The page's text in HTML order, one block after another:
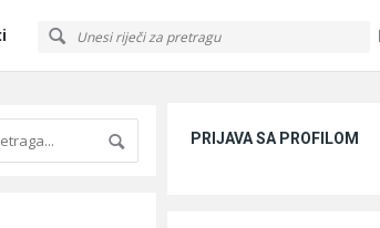
PRIJAVA SA PROFILOM